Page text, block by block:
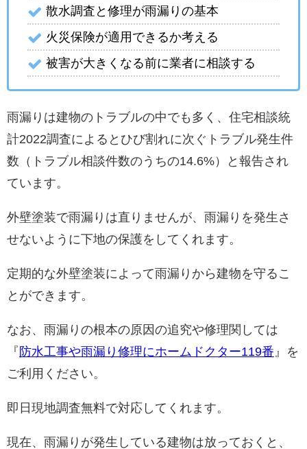
散水調査と修理が雨漏りの基本
火災保険が適用できるか考える
被害が大きくなる前に業者に相談する
雨漏りは建物のトラブルの中でも多く、住宅相談統
計2022調査によるとひび割れに次ぐトラブル発生件
数（トラブル相談件数のうちの14.6%）と報告され
ています。
外壁塗装で雨漏りは直りませんが、雨漏りを発生さ
せないように下地の保護をしてくれます。
定期的な外壁塗装によって雨漏りから建物を守るこ
とができます。
なお、雨漏りの根本の原因の追究や修理関しては
『 防水工事や雨漏り修理にホームドクター119番 』を
ご利用ください。
即日現地調査無料で対応してくれます。
現在、雨漏りが発生している建物は放っておくと、